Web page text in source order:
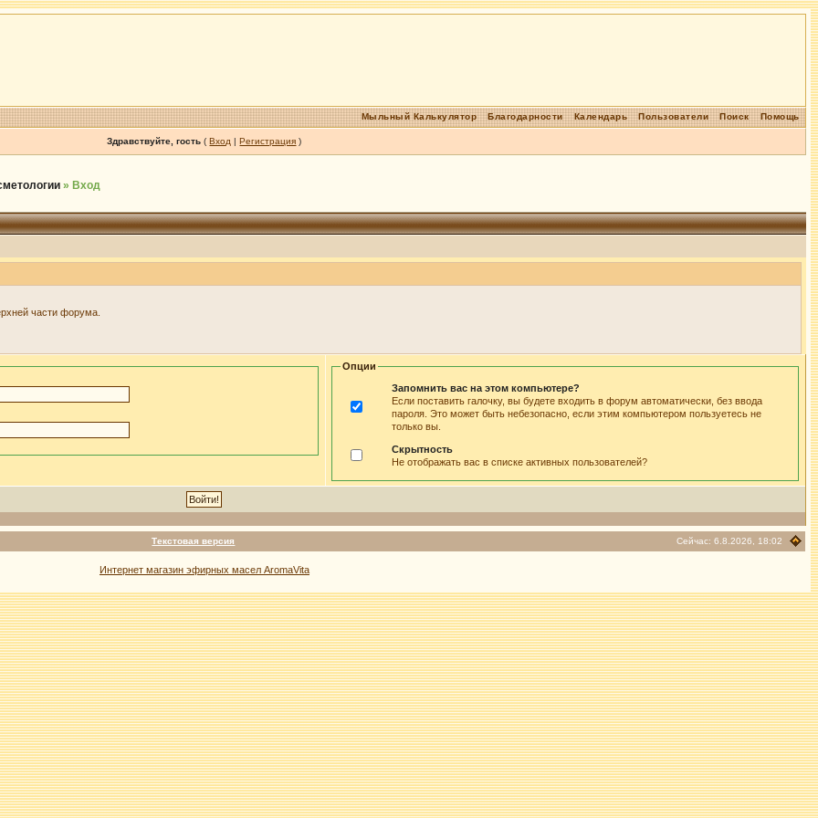
Помощь
Поиск
Пользователи
Календарь
Благодарности
Мыльный Калькулятор
Здравствуйте, гость (Вход |Регистрация )
» Вход
части форума.
Опции
Запомнить вас на этом компьютере?
Если поставить галочку, вы будете входить в форум автоматически, без ввода
пароля. Это может быть небезопасно, если этим компьютером пользуетесь не
только вы.
Скрытность
Не отображать вас в списке активных пользователей?
Текстовая версия Сейчас: 6.8.2026, 18:02
Интернет магазин эфирных масел AromaVita